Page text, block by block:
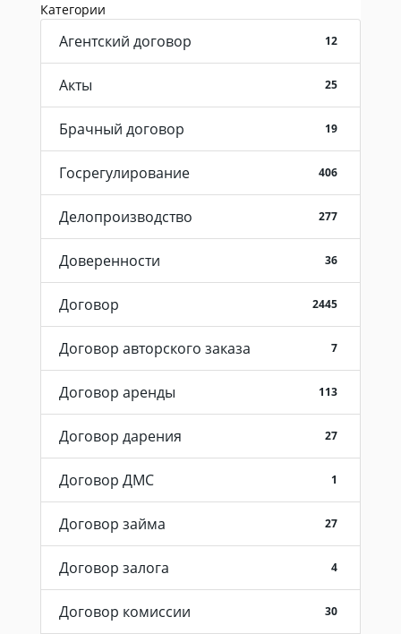
Категории
Агентский договор 12
Акты 25
Брачный договор 19
Госрегулирование 406
Делопроизводство 277
Доверенности 36
Договор 2445
Договор авторского заказа 7
Договор аренды 113
Договор дарения 27
Договор ДМС 1
Договор займа 27
Договор залога 4
Договор комиссии 30